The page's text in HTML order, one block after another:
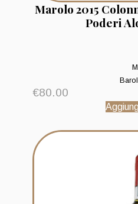
Marolo 2015
Poderi
€80.00